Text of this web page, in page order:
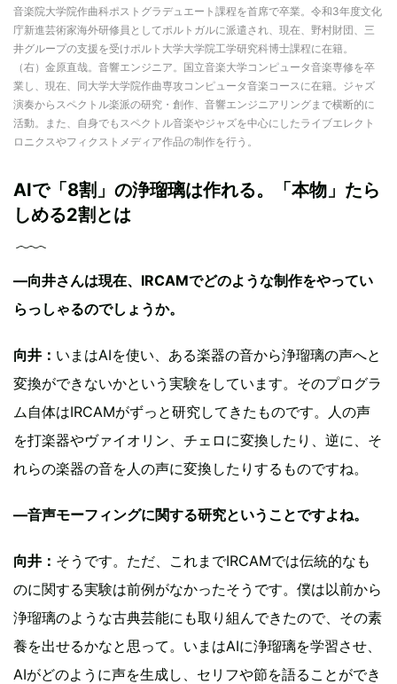
音楽院大学院作曲科ポストグラデュエート課程を首席で卒業。令和3年度文化
庁新進芸術家海外研修員としてポルトガルに派遣され、現在、野村財団、三
井グループの支援を受けポルト大学大学院工学研究科博士課程に在籍。
（右）金原直哉。音響エンジニア。国立音楽大学コンピュータ音楽専修を卒
業し、現在、同大学大学院作曲専攻コンピュータ音楽コースに在籍。ジャズ
演奏からスペクトル楽派の研究・創作、音響エンジニアリングまで横断的に
活動。また、自身でもスペクトル音楽やジャズを中心にしたライブエレクト
ロニクスやフィクストメディア作品の制作を行う。
AIで「8割」の浄瑠璃は作れる。「本物」たら
しめる2割とは
―向井さんは現在、IRCAMでどのような制作をやってい
らっしゃるのでしょうか。
向井： いまはAIを使い、ある楽器の音から浄瑠璃の声へと
変換ができないかという実験をしています。そのプログラ
ム自体はIRCAMがずっと研究してきたものです。人の声
を打楽器やヴァイオリン、チェロに変換したり、逆に、そ
れらの楽器の音を人の声に変換したりするものですね。
―音声モーフィングに関する研究ということですよね。
向井： そうです。ただ、これまでIRCAMでは伝統的なも
のに関する実験は前例がなかったそうです。僕は以前から
浄瑠璃のような古典芸能にも取り組んできたので、その素
養を出せるかなと思って。いまはAIに浄瑠璃を学習させ、
AIがどのように声を生成し、セリフや節を語ることができ